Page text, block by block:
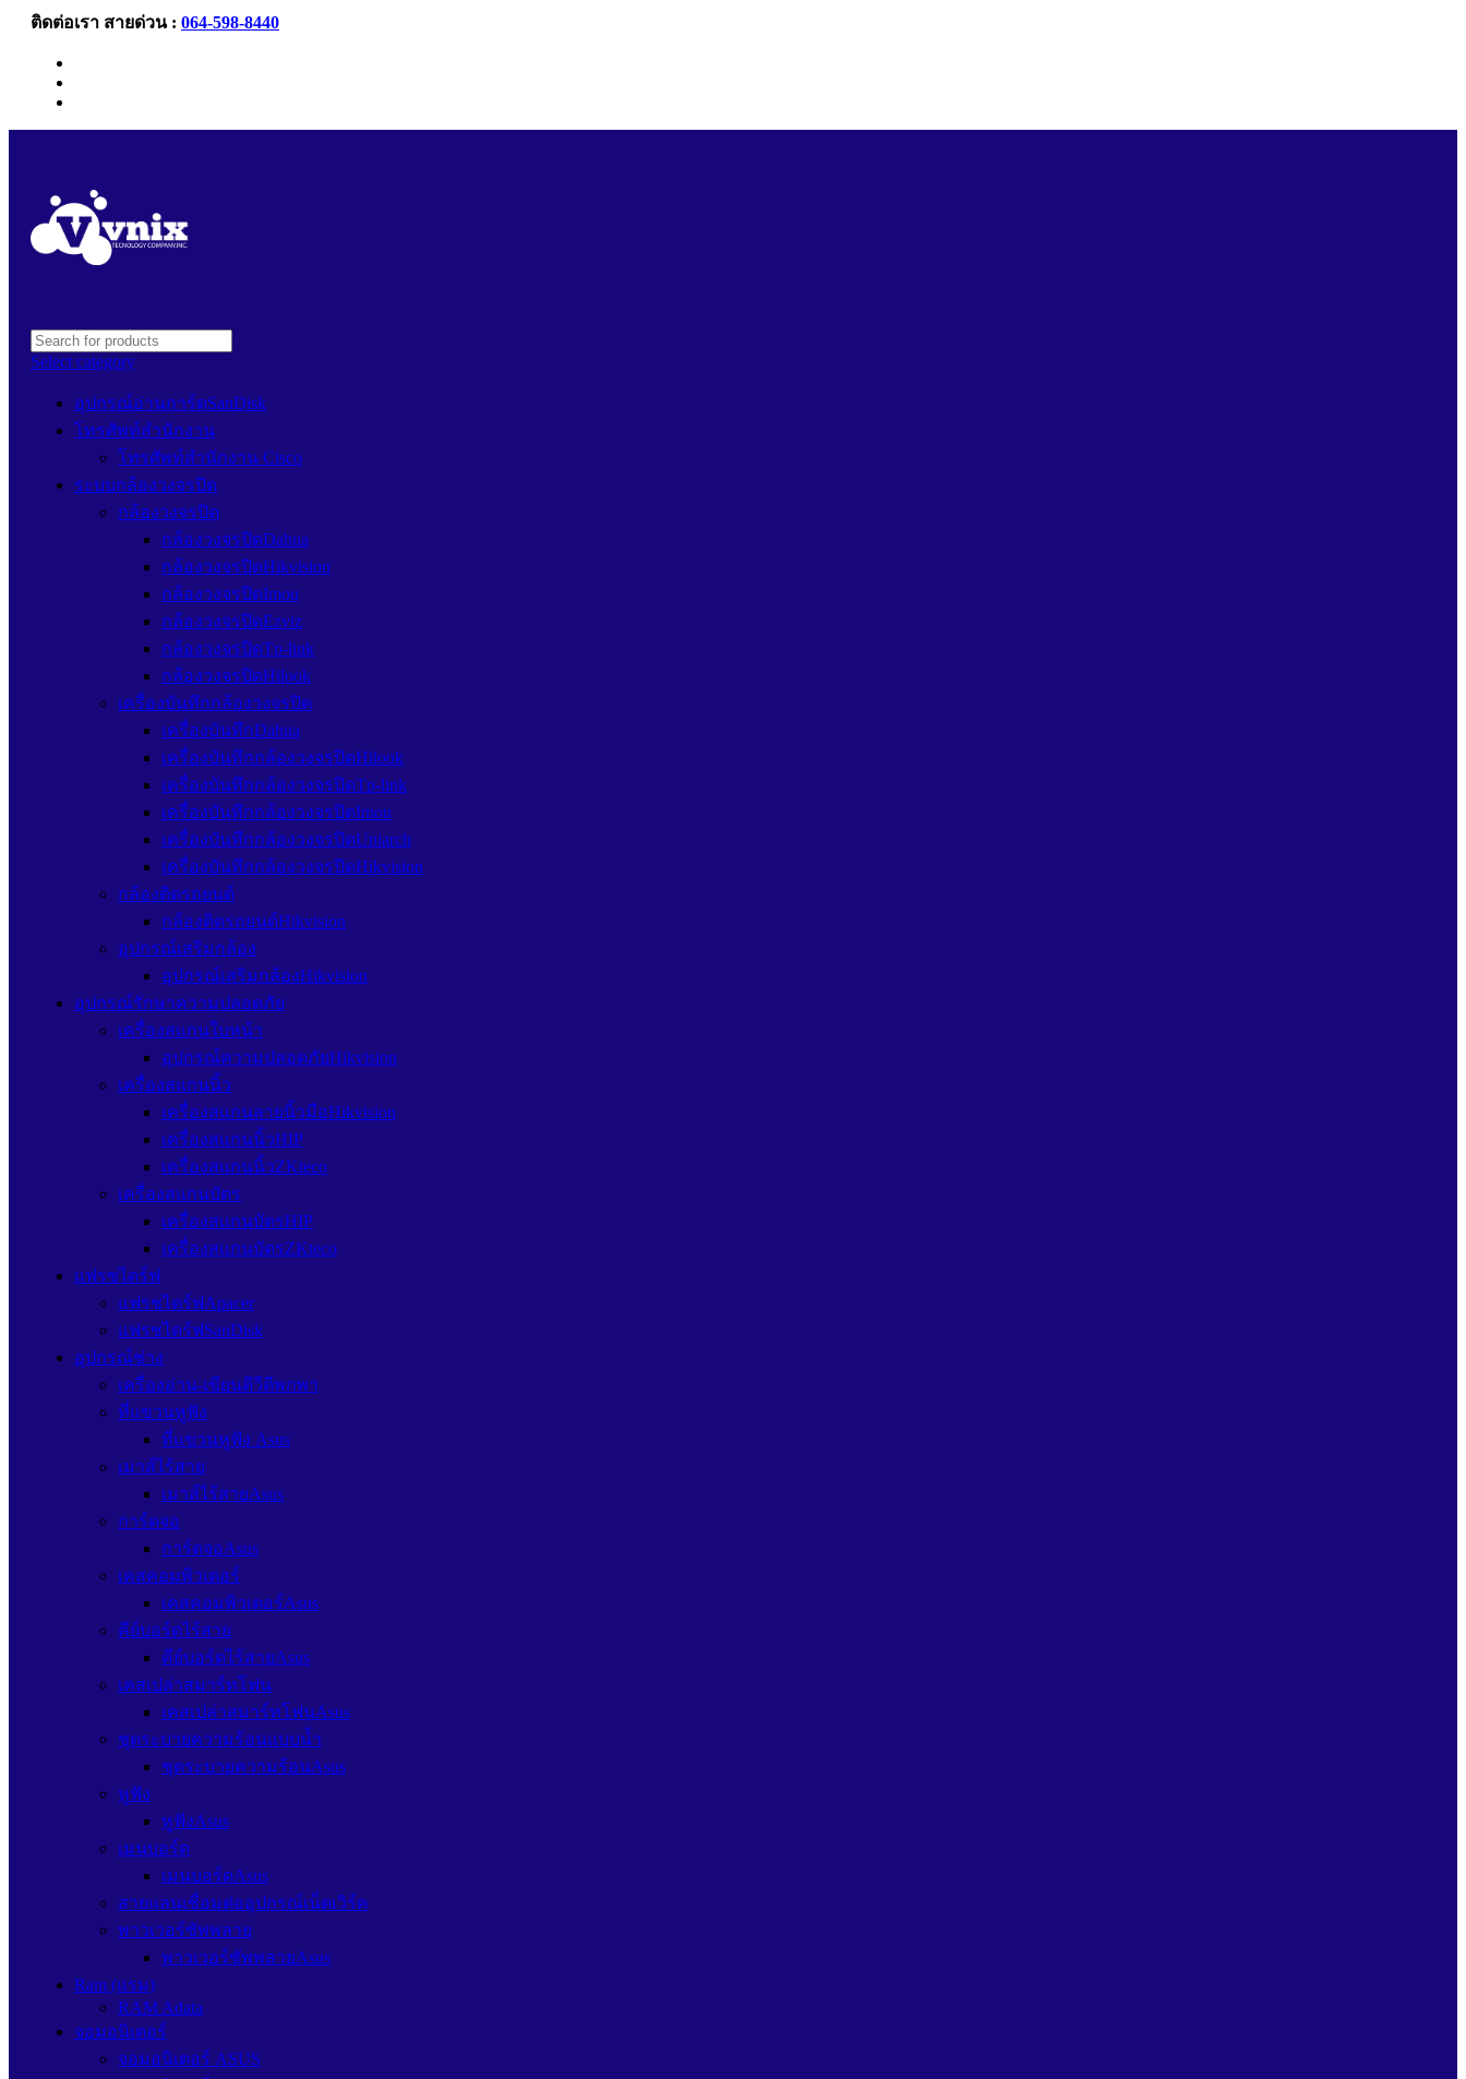
ติดต่อเรา สายด่วน : 064-598-8440
Select category
อุปกรณ์อ่านการ์ดSanDisk
โทรศัพท์สำนักงาน
โทรศัพท์สำนักงาน Cisco
ระบบกล้องวงจรปิด
กล้องวงจรปิด
กล้องวงจรปิดDahua
กล้องวงจรปิดHikvision
กล้องวงจรปิดImou
กล้องวงจรปิดEzviz
กล้องวงจรปิดTp-link
กล้องวงจรปิดHilook
เครื่องบันทึกกล้องวงจรปิด
เครื่องบันทึกDahua
เครื่องบันทึกกล้องวงจรปิดHilook
เครื่องบันทึกกล้องวงจรปิดTp-link
เครื่องบันทึกกล้องวงจรปิดImou
เครื่องบันทึกกล้องวงจรปิดUniarch
เครื่องบันทึกกล้องวงจรปิดHikvision
กล้องติดรถยนต์
กล้องติดรถยนต์Hikvision
อุปกรณ์เสริมกล้อง
อุปกรณ์เสริมกล้องHikvision
อุปกรณ์รักษาความปลอดภัย
เครื่องสแกนใบหน้า
อุปกรณ์ความปลอดภัยHikvision
เครื่องสแกนนิ้ว
เครื่องสแกนลายนิ้วมือHikvision
เครื่องสแกนนิ้วHIP
เครื่องสแกนนิ้วZKteco
เครื่องสแกนบัตร
เครื่องสแกนบัตรHIP
เครื่องสแกนบัตรZKteco
แฟรชไดร์ฟ
แฟรชไดร์ฟApacer
แฟรชไดร์ฟSanDisk
อุปกรณ์ช่าง
เครื่องอ่าน-เขียนดีวีดีพกพา
ที่แขวนหูฟัง
ที่แขวนหูฟัง Asus
เมาส์ไร้สาย
เมาส์ไร้สายAsus
การ์ดจอ
การ์ดจอAsus
เคสคอมพิวเตอร์
เคสคอมพิวเตอร์Asus
คีย์บอร์ดไร้สาย
คีย์บอร์ดไร้สายAsus
เคสเปล่าสมาร์ทโฟน
เคสเปล่าสมาร์ทโฟนAsus
ชุดระบายความร้อนแบบน้ำ
ชุดระบายความร้อนAsus
หูฟัง
หูฟังAsus
เมนบอร์ด
เมนบอร์ดAsus
สายแลนเชื่อมต่ออุปกรณ์เน็ตเวิร์ค
พาวเวอร์ซัพพลาย
พาวเวอร์ซัพพลายAsus
Ram (แรม)
RAM Adata
จอมอนิเตอร์
จอมอนิเตอร์ ASUS